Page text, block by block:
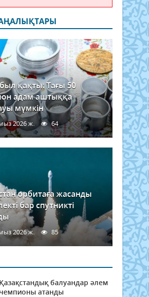
қақты: Тағы 50
адам аштыққа
мүмкін
2026 ж. 64
орбитаға жасанды
бар спутникті
2026 ж. 85
Қазақстандық балуандар әлем
чемпионы атанды